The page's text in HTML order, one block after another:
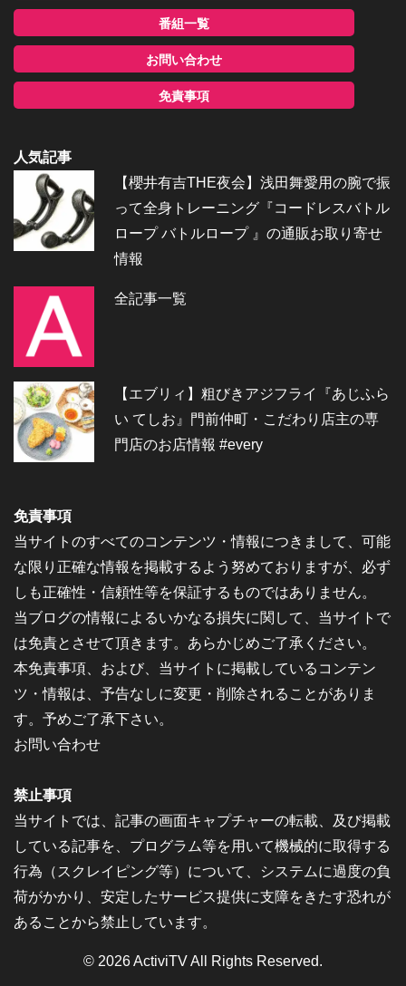
番組一覧
お問い合わせ
免責事項
人気記事
【櫻井有吉THE夜会】浅田舞愛用の腕で振
って全身トレーニング『コードレスバトル
ロープ バトルロープ 』の通販お取り寄せ
情報
全記事一覧
【エブリィ】粗びきアジフライ『あじふら
い てしお』門前仲町・こだわり店主の専
門店のお店情報 #every
免責事項
当サイトのすべてのコンテンツ・情報につきまして、可能
な限り正確な情報を掲載するよう努めておりますが、必ず
しも正確性・信頼性等を保証するものではありません。
当ブログの情報によるいかなる損失に関して、当サイトで
は免責とさせて頂きます。あらかじめご了承ください。
本免責事項、および、当サイトに掲載しているコンテン
ツ・情報は、予告なしに変更・削除されることがありま
す。予めご了承下さい。
お問い合わせ
禁止事項
当サイトでは、記事の画面キャプチャーの転載、及び掲載
している記事を、プログラム等を用いて機械的に取得する
行為（スクレイピング等）について、システムに過度の負
荷がかかり、安定したサービス提供に支障をきたす恐れが
あることから禁止しています。
© 2026ActiviTVAll Rights Reserved.